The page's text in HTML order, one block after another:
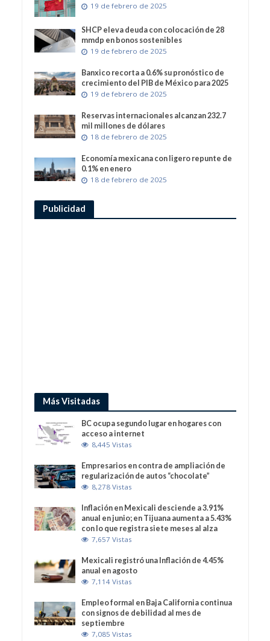
19 de febrero de 2025
SHCP eleva deuda con colocación de 28
mmdp en bonos sostenibles
19 de febrero de 2025
Banxico recorta a 0.6% su pronóstico de
crecimiento del PIB de México para 2025
19 de febrero de 2025
Reservas internacionales alcanzan 232.7
mil millones de dólares
18 de febrero de 2025
Economía mexicana con ligero repunte de
0.1% en enero
18 de febrero de 2025
Publicidad
Más Visitadas
BC ocupa segundo lugar en hogares con
acceso a internet
8,445 Vistas
Empresarios en contra de ampliación de
regularización de autos “chocolate”
8,278 Vistas
Inflación en Mexicali desciende a 3.91%
anual en junio; en Tijuana aumenta a 5.43%
con lo que registra siete meses al alza
7,657 Vistas
Mexicali registró una Inflación de 4.45%
anual en agosto
7,114 Vistas
Empleo formal en Baja California continua
con signos de debilidad al mes de
septiembre
7,085 Vistas